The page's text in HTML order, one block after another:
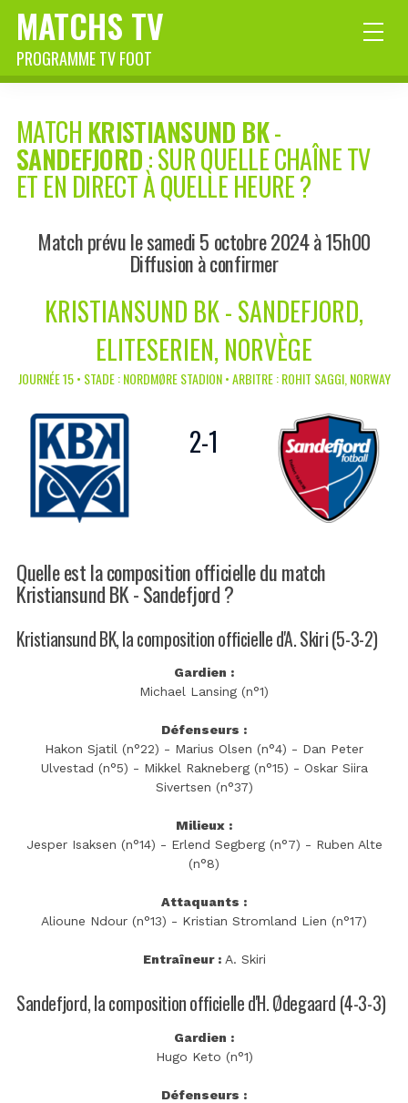
MATCHS TV
PROGRAMME TV FOOT
MATCH KRISTIANSUND BK-
SANDEFJORD: SUR QUELLE CHAÎNE TV
ET EN DIRECT À QUELLE HEURE ?
Match prévu le samedi 5 octobre 2024 à 15h00
Diffusion à confirmer
KRISTIANSUND BK - SANDEFJORD,
ELITESERIEN, NORVÈGE
JOURNÉE 15 • STADE : NORDMØRE STADION • ARBITRE : ROHIT SAGGI, NORWAY
2-1
Quelle est la composition officielle du match
Kristiansund BK - Sandefjord ?
Kristiansund BK, la composition officielle d'A. Skiri (5-3-2)
Gardien :
Michael Lansing (n°1)
Défenseurs :
Hakon Sjatil (n°22) - Marius Olsen (n°4) - Dan Peter
Ulvestad (n°5) - Mikkel Rakneberg (n°15) - Oskar Siira
Sivertsen (n°37)
Milieux :
Jesper Isaksen (n°14) - Erlend Segberg (n°7) - Ruben Alte
(n°8)
Attaquants :
Alioune Ndour (n°13) - Kristian Stromland Lien (n°17)
Entraîneur :A. Skiri
Sandefjord, la composition officielle d'H. Ødegaard (4-3-3)
Gardien :
Hugo Keto (n°1)
Défenseurs :